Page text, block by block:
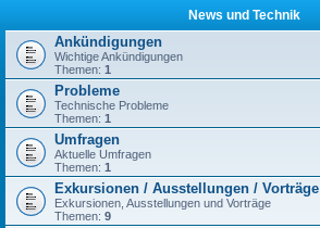
News und Technik
Ankündigungen
Wichtige Ankündigungen
Themen: 1
Probleme
Technische Probleme
Themen: 1
Umfragen
Aktuelle Umfragen
Themen: 1
Exkursionen / Ausstellungen / Vorträge
Exkursionen, Ausstellungen und Vorträge
Themen: 9